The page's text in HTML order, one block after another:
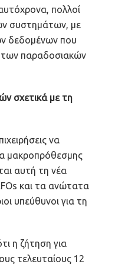
πολλοί
συστημάτων, με
δεδομένων που
των παραδοσιακών
σχετικά με τη
να
μακροπρόθεσμης
αυτή τη νέα
και τα ανώτατα
υπεύθυνοι για τη
η ζήτηση για
τελευταίους 12